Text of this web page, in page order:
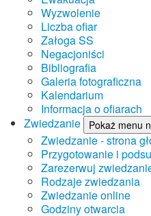
Wyzwolenie
Liczba ofiar
Załoga SS
Negacjoniści
Bibliografia
Galeria fotograficzna
Kalendarium
Informacja o ofiarach
Zwiedzanie
Pokaż menu
Zwiedzanie - strona
Przygotowanie i
Zarezerwuj
Rodzaje zwiedzania
Zwiedzanie online
Godziny otwarcia